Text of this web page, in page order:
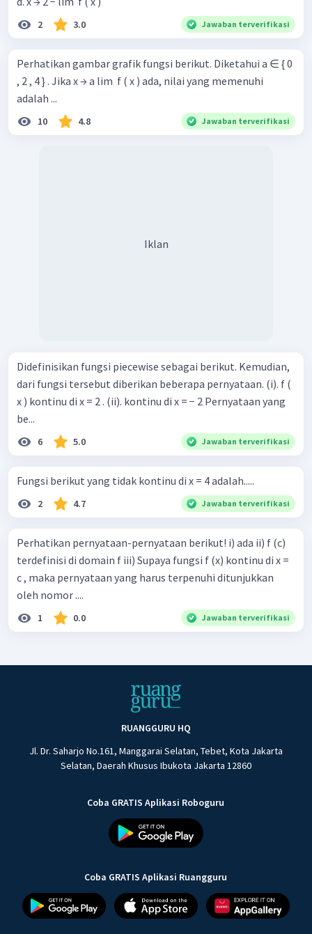
2 3.0 Jawaban terverifikasi
Perhatikan gambar grafik fungsi berikut. Diketahui a ∈ { 0
, 2 , 4 } . Jika x → a lim ​ f ( x ) ada, nilai yang memenuhi
adalah ...
10 4.8 Jawaban terverifikasi
Iklan
Didefinisikan fungsi piecewise sebagai berikut. Kemudian,
dari fungsi tersebut diberikan beberapa pernyataan. (i). f (
x ) kontinu di x = 2 . (ii). kontinu di x = − 2 Pernyataan yang
be...
6 5.0 Jawaban terverifikasi
Fungsi berikut yang tidak kontinu di x = 4 adalah.....
2 4.7 Jawaban terverifikasi
Perhatikan pernyataan-pernyataan berikut! i) ada ii) f (c)
terdefinisi di domain f iii) Supaya fungsi f (x) kontinu di x =
c , maka pernyataan yang harus terpenuhi ditunjukkan
oleh nomor ....
1 0.0 Jawaban terverifikasi
RUANGGURU HQ
Jl. Dr. Saharjo No.161, Manggarai Selatan, Tebet, Kota Jakarta
Selatan, Daerah Khusus Ibukota Jakarta 12860
Coba GRATIS Aplikasi Roboguru
Coba GRATIS Aplikasi Ruangguru